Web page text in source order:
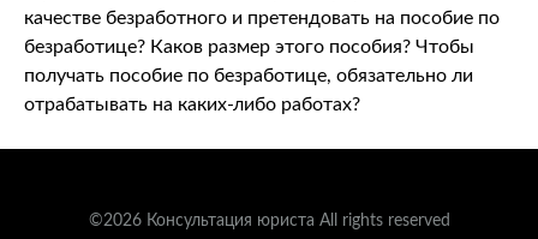
качестве безработного и претендовать на пособие по
безработице? Каков размер этого пособия? Чтобы
получать пособие по безработице, обязательно ли
отрабатывать на каких-либо работах?
©2026 Консультация юриста All rights reserved